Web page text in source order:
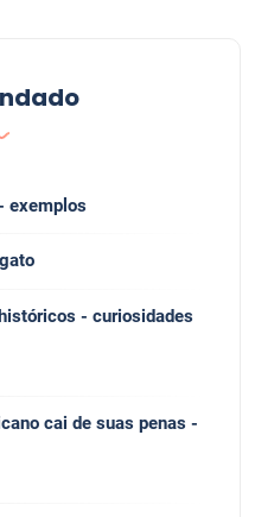
exemplos
- curiosidades
cai de suas penas -